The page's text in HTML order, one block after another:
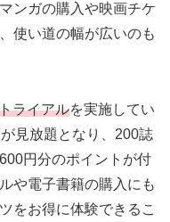
ンガの購入や映画チケ
使い道の幅が広いのも
ライアルを実施してい
見放題となり、200誌
円分のポイントが付
や電子書籍の購入にも
をお得に体験できるこ